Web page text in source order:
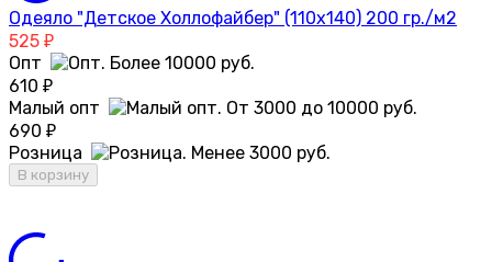
Одеяло "Детское Холлофайбер" (110х140) 200 гр./м2
525 ₽
Опт
610 ₽
Малый опт
690 ₽
Розница
В корзину